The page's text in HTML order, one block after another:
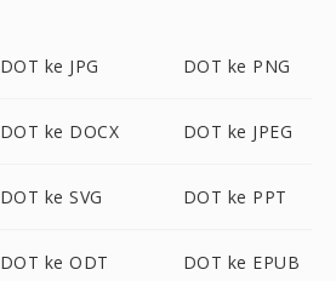
DOT ke JPG DOT ke PNG
DOT ke DOCX DOT ke JPEG
DOT ke SVG DOT ke PPT
DOT ke ODT DOT ke EPUB